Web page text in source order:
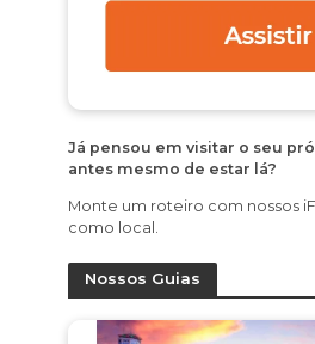
Já pensou em visitar o seu
antes mesmo de estar lá?
Monte um roteiro com nossos
como local.
Nossos Guias